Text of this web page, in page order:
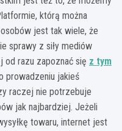
którą można
jest tak wiele, że
sprawy z siły mediów
od razu zapoznać się z tym
prowadzeniu jakieś
raczej nie potrzebuje
jak najbardziej. Jeżeli
towaru, internet jest